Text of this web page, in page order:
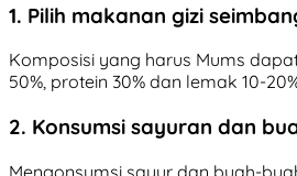
1. Pilih makanan gizi
Komposisi yang harus Mums
50%, protein 30% dan lemak 10-
2. Konsumsi sayuran dan
Mengonsumsi sayur dan buah-